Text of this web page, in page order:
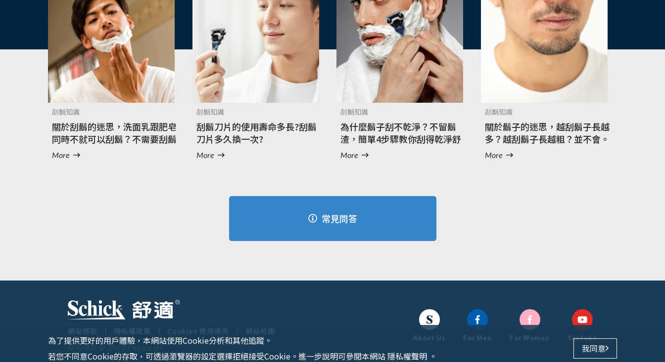
刮鬍知識
關於刮鬍的迷思，洗面乳跟肥皂
同時不就可以刮鬍？不需要刮鬍
泡吧？！
More
刮鬍知識
刮鬍刀片的使用壽命多長?刮鬍
刀片多久換一次?
More
刮鬍知識
為什麼鬍子刮不乾淨？不留鬍
渣，簡單4步驟教你刮得乾淨舒
適
More
刮鬍知識
關於鬍子的迷思，越刮鬍子長越
多？越刮鬍子長越粗？並不會。
More
常見問答
網站條款 隱私權政策 Cookies 使用條件
網站地圖
版權所有 © 2020 Edgewell
About Us For Men For Women Youtube
為了提供更好的用戶體驗，本網站使用Cookie分析和其他追蹤。
若您不同意Cookie的存取，可透過瀏覽器的設定選擇拒絕接受Cookie。進一步說明可參閱本網站 隱私權聲明 。
我同意